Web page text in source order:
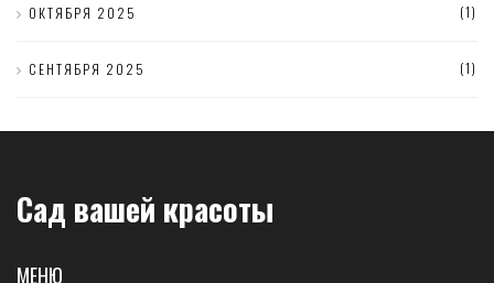
ОКТЯБРЯ 2025 (1)
СЕНТЯБРЯ 2025 (1)
Сад вашей красоты
МЕНЮ